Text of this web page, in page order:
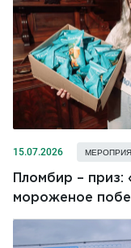
15.07.2026
Пломбир –
мороженое